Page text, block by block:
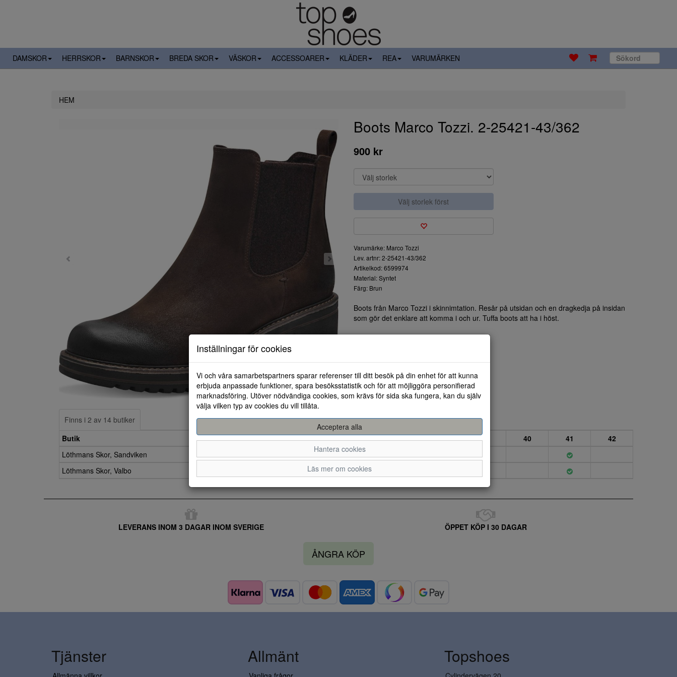
DAMSKOR HERRSKOR BARNSKOR BREDA SKOR VÄSKOR ACCESSOARER KLÄDER REA VARUMÄRKEN
HEM
Boots Marco Tozzi. 2-25421-43/362
900 kr
Välj storlek först
Varumärke: Marco Tozzi
Lev. artnr: 2-25421-43/362
Artikelkod: 6599974
Material: Syntet
Färg: Brun
Boots från Marco Tozzi i skinnimtation. Resår på utsidan och en dragkedja på insidan
som gör det enklare att komma i och ur. Tuffa boots att ha i höst.
Finns i 2 av 14 butiker
Butik
36 37 38 39 40 41
42
Löthmans Skor, Sandviken
Löthmans Skor, Valbo
LEVERANS INOM 3 DAGAR INOM SVERIGE ÖPPET KÖP I 30 DAGAR
ÅNGRA KÖP
Inställningar för cookies
Vi och våra samarbetspartners sparar referenser till ditt besök på din enhet för att kunna
erbjuda anpassade funktioner, spara besöksstatistik och för att möjliggöra personifierad
marknadsföring. Utöver nödvändiga cookies, som krävs för sida ska fungera, kan du själv
välja vilken typ av cookies du vill tillåta.
Acceptera alla
Hantera cookies
Läs mer om cookies
Tjänster Allmänt Topshoes